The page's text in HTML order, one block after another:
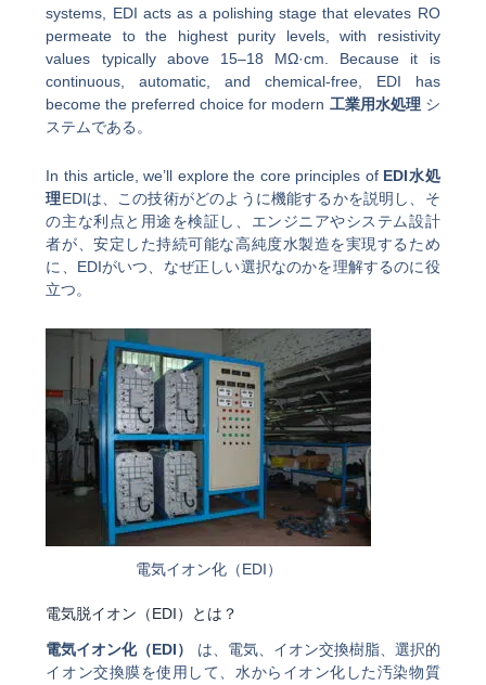
systems, EDI acts as a polishing stage that elevates RO
permeate to the highest purity levels, with resistivity
values typically above 15–18 MΩ·cm. Because it is
continuous, automatic, and chemical-free, EDI has
become the preferred choice for modern 工業用水処理シ
ステムである。
In this article, we’ll explore the core principles of EDI水処
理EDIは、この技術がどのように機能するかを説明し、そ
の主な利点と用途を検証し、エンジニアやシステム設計
者が、安定した持続可能な高純度水製造を実現するため
に、EDIがいつ、なぜ正しい選択なのかを理解するのに役
立つ。
電気イオン化（EDI）
電気脱イオン（EDI）とは？
電気イオン化（EDI）
は、電気、イオン交換樹脂、選択的
イオン交換膜を使用して、水からイオン化した汚染物質